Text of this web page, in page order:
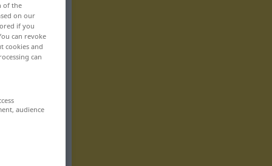
of the
on our
if you
can revoke
cookies and
can
audience